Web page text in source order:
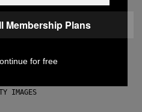
IMAGES
Membership Plans
for free